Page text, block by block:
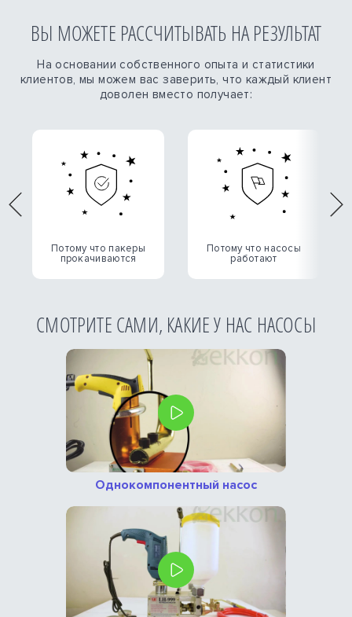
ВЫ МОЖЕТЕ РАССЧИТЫВАТЬ НА РЕЗУЛЬТАТ
На основании собственного опыта и статистики
клиентов, мы можем вас заверить, что каждый клиент
доволен вместо получает:
Previous
Потому что пакеры
прокачиваются
Потому что насосы
работают
СМОТРИТЕ САМИ, КАКИЕ У НАС НАСОСЫ
Однокомпонентный насос